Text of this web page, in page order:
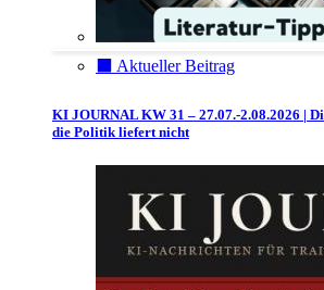
⬛️ Aktueller Beitrag
KI JOURNAL KW 31 – 27.07.-2.08.2026 |
die Politik liefert nicht